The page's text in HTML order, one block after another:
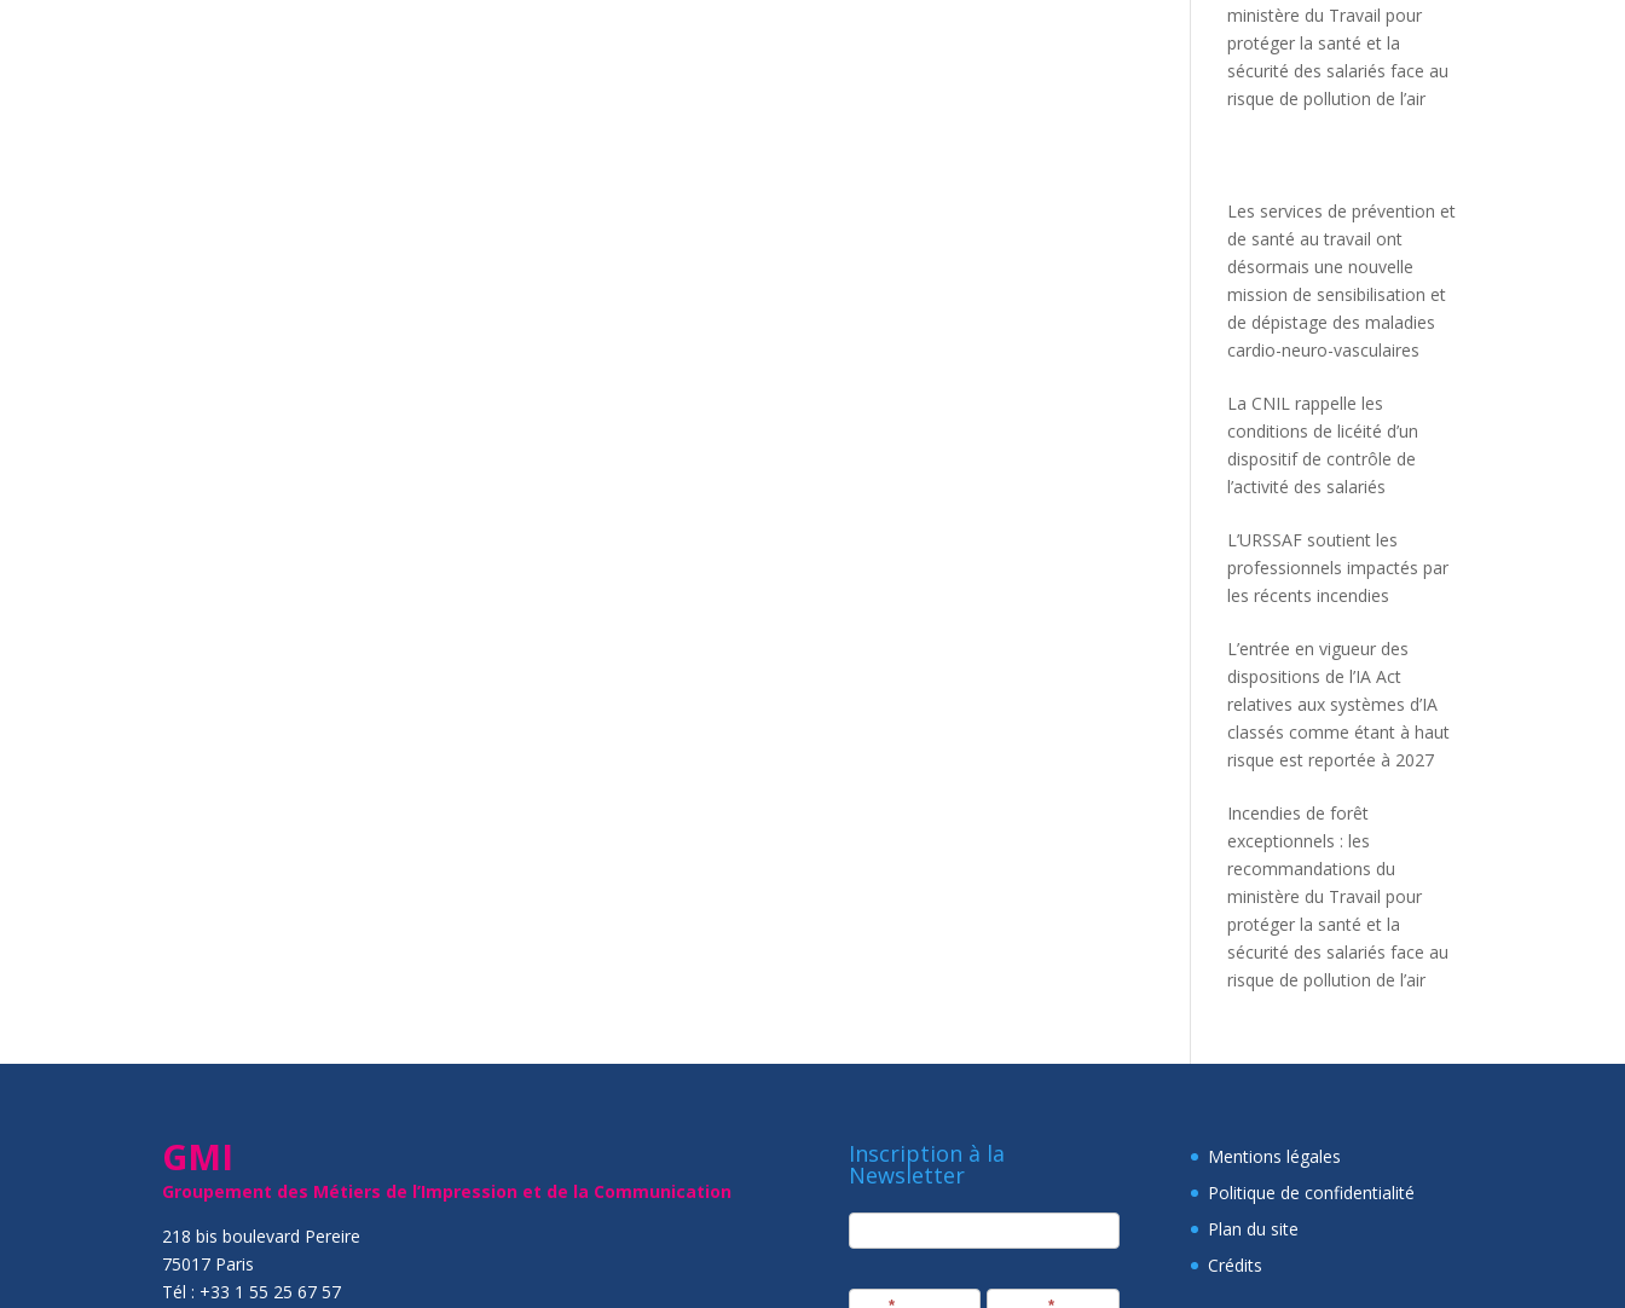
ministère du Travail pour
protéger la santé et la
sécurité des salariés face au
risque de pollution de l’air
Les services de prévention et
de santé au travail ont
désormais une nouvelle
mission de sensibilisation et
de dépistage des maladies
cardio-neuro-vasculaires
La CNIL rappelle les
conditions de licéité d’un
dispositif de contrôle de
l’activité des salariés
L’URSSAF soutient les
professionnels impactés par
les récents incendies
L’entrée en vigueur des
dispositions de l’IA Act
relatives aux systèmes d’IA
classés comme étant à haut
risque est reportée à 2027
Incendies de forêt
exceptionnels : les
recommandations du
ministère du Travail pour
protéger la santé et la
sécurité des salariés face au
risque de pollution de l’air
GMI
Groupement des Métiers de l’Impression et de la Communication
218 bis boulevard Pereire
75017 Paris
Tél : +33 1 55 25 67 57
Inscription à la
Newsletter
newsletter
Mentions légales
Politique de confidentialité
Plan du site
Crédits